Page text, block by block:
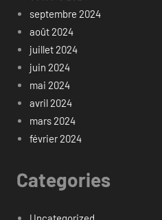
septembre 2024
août 2024
juillet 2024
juin 2024
mai 2024
avril 2024
mars 2024
février 2024
Categories